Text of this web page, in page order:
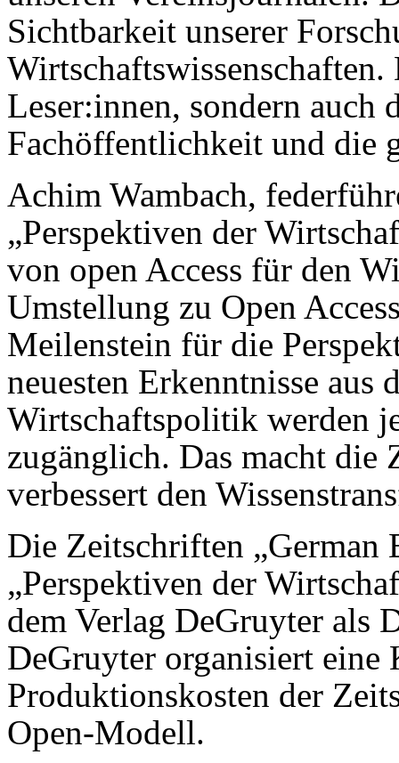
Sichtbarkeit unserer
Leser:innen, sondern auch
Fachöffentlichkeit und die
Achim Wambach,
„Perspektiven der
von open Access für den
Umstellung zu Open
Meilenstein für die
neuesten Erkenntnisse aus
Wirtschaftspolitik werden
zugänglich. Das macht
verbessert den
Die Zeitschriften „German
„Perspektiven der
dem Verlag DeGruyter als
DeGruyter organisiert eine
Produktionskosten der
Open-Modell.